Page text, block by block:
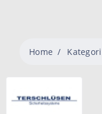
Home